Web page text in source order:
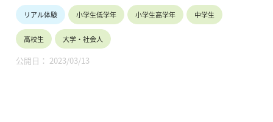
リアル体験 小学生低学年 小学生高学年 中学生
高校生 大学・社会人
公開日： 2023/03/13